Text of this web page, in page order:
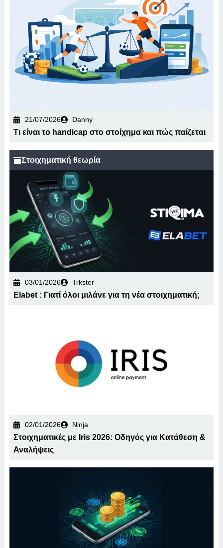
21/07/2026 Danny
Τι είναι το handicap στο στοίχημα και πώς παίζεται
Στοιχηματική θεωρία
03/01/2026 Trkster
Elabet : Γιατί όλοι μιλάνε για τη νέα στοιχηματική;
02/01/2026 Ninja
Στοιχηματικές με Iris 2026: Οδηγός για Κατάθεση &
Αναλήψεις